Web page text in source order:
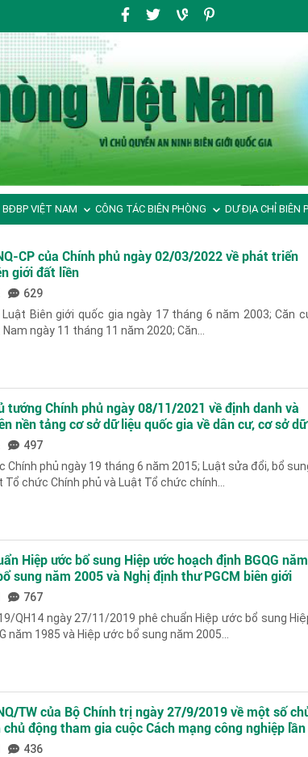
BĐBP VIỆT NAM CÔNG TÁC BIÊN PHÒNG DƯ ĐỊA CHỈ BIÊN
CP của Chính phủ ngày 02/03/2022 về phát triển
giới đất liền
629
Luật Biên giới quốc gia ngày 17 tháng 6 năm 2003; Căn
ngày 11 tháng 11 năm 2020; Căn...
tướng Chính phủ ngày 08/11/2021 về định danh và
nền tảng cơ sở dữ liệu quốc gia về dân cư, cơ sở dữ
và cơ sở dữ liệu quốc gia về xuất nhập cảnh
497
Chính phủ ngày 19 tháng 6 năm 2015; Luật sửa đổi, bổ
chức Chính phủ và Luật Tổ chức chính...
Hiệp ước bổ sung Hiệp ước hoạch định BGQG năm
sung năm 2005 và Nghị định thư PGCM biên giới
Cộng hòa xã hội chủ nghĩa Việt Nam và
767
QH14 ngày 27/11/2019 phê chuẩn Hiệp ước bổ sung
năm 1985 và Hiệp ước bổ sung năm 2005...
TW của Bộ Chính trị ngày 27/9/2019 về một số
động tham gia cuộc Cách mạng công nghiệp lần
436